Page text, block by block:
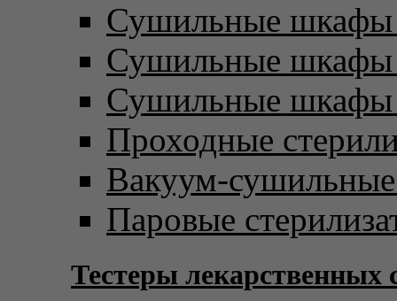
Сушильные шкафы
Сушильные шкафы
Сушильные шкафы
Проходные
Вакуум-
Паровые
Тестеры лекарственных